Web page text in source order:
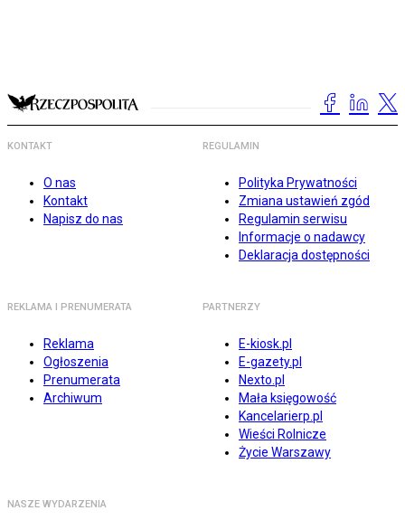
KONTAKT
O nas
Kontakt
Napisz do nas
REGULAMIN
Polityka Prywatności
Zmiana ustawień zgód
Regulamin serwisu
Informacje o nadawcy
Deklaracja dostępności
REKLAMA I PRENUMERATA
Reklama
Ogłoszenia
Prenumerata
Archiwum
PARTNERZY
E-kiosk.pl
E-gazety.pl
Nexto.pl
Mała księgowość
Kancelarierp.pl
Wieści Rolnicze
Życie Warszawy
NASZE WYDARZENIA